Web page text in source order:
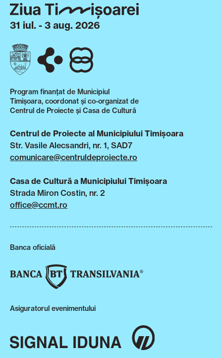
31 iul. - 3 aug. 2026
Program finanțat de Municipiul
Timișoara, coordonat și co-organizat de
Centrul de Proiecte și Casa de Cultură
Centrul de Proiecte al Municipiului Timișoara
Str. Vasile Alecsandri, nr. 1, SAD7
comunicare@centruldeproiecte.ro
Casa de Cultură a Municipiului Timișoara
Strada Miron Costin, nr. 2
office@ccmt.ro
Banca oficială
Asiguratorul evenimentului